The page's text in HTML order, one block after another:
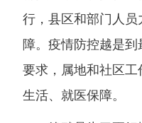
行，县区和部门人
障。疫情防控越是
要求，属地和社区
生活、就医保障。